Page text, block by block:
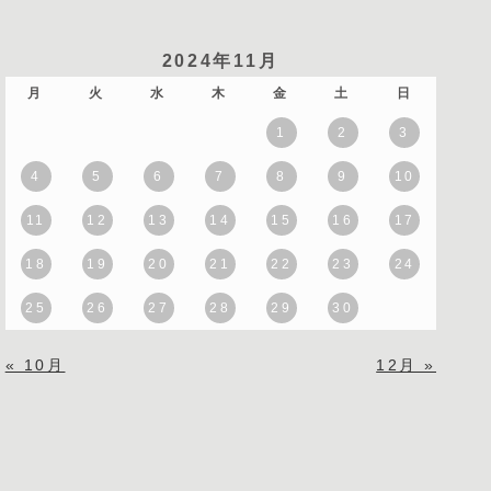
2024年11月
月 火 水 木 金 土 日
1 2 3
4 5 6 7 8 9 10
11 12 13 14 15 16 17
18 19 20 21 22 23 24
25 26 27 28 29 30
« 10月 12月 »